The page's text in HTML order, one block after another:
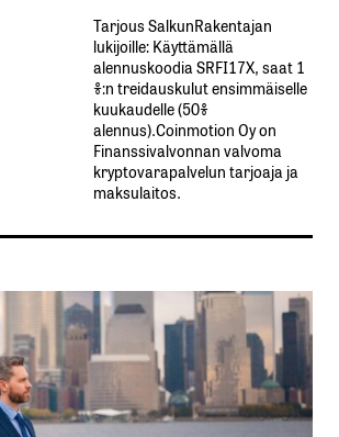
Tarjous SalkunRakentajan
lukijoille: Käyttämällä​ ​
alennuskoodia​ ​SRFI17X,​ ​saat​ ​1
%:n treidauskulut​ ​ensimmäiselle​ ​
kuukaudelle​ ​(50%​ ​
alennus).Coinmotion Oy on
Finanssivalvonnan valvoma
kryptovarapalvelun tarjoaja ja
maksulaitos.